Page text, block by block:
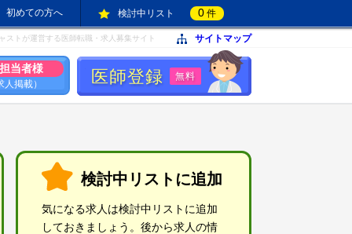
初めての方へ 検討中リスト 0 件
ストが運営する医師転職・求人募集サイト サイトマップ
当者様
掲載） 医師登録 無料
検討中リストに追加
気になる求人は検討中リストに追加
しておきましょう。後から求人の情